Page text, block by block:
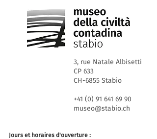
3, rue Natale Albisetti
CP 633
CH-6855 Stabio
+41 (0) 91 641 69 90
museo@stabio.ch
Jours et horaires d'ouverture :